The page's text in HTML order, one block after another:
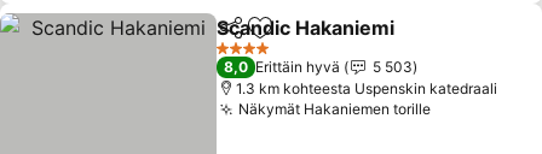
Jaa Lisää suosikkeihin
Scandic Hakaniemi
4 Tähtiluokitus
8,0 Erittäin hyvä
5 503
1.3 km kohteesta Uspenskin katedraali
Näkymät Hakaniemen torille